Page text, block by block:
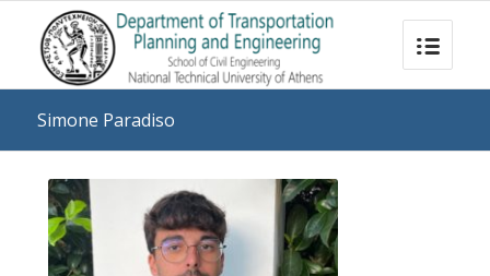
Simone Paradiso